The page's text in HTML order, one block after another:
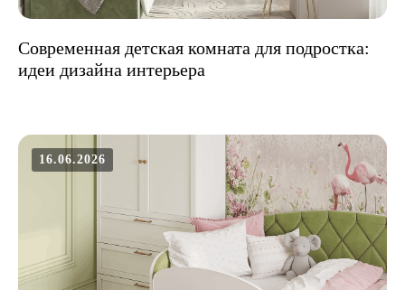
Современная детская комната для подростка:
идеи дизайна интерьера
16.06.2026